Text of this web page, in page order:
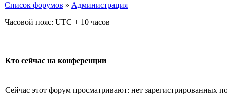
Список форумов » Администрация
Часовой пояс: UTC + 10 часов
Кто сейчас на конференции
Сейчас этот форум просматривают: нет зарегистрированных